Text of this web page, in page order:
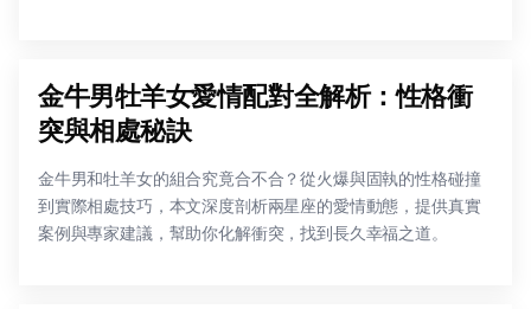
金牛男牡羊女愛情配對全解析：性格衝
突與相處秘訣
金牛男和牡羊女的組合究竟合不合？從火爆與固執的性格碰撞
到實際相處技巧，本文深度剖析兩星座的愛情動態，提供真實
案例與專家建議，幫助你化解衝突，找到長久幸福之道。